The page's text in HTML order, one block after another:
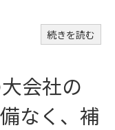
続きを読む
会社の
なく、補